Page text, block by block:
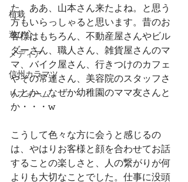
植栽
遊び心
メディア
信州カラマツ
リフォーム
た。ああ、山本さん来たよね。と思う
方もいらっしゃると思います。昔のお
客様はもちろん、不動産屋さんやビル
ダーさん、職人さん、雑貨屋さんのマ
マ、バイク屋さん、行きつけのカフェ
やその常連さん、美容院のスタッフさ
んとか、なぜか幼稚園のママ友さんと
か・・・w
こうして色々な方に会うと感じるの
は、やはりお客様と顔を合わせてお話
することの楽しさと、人の繋がりが何
よりも大切なことでした。仕事に没頭